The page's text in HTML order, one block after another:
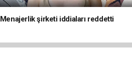
Menajerlik şirketi iddiaları reddetti